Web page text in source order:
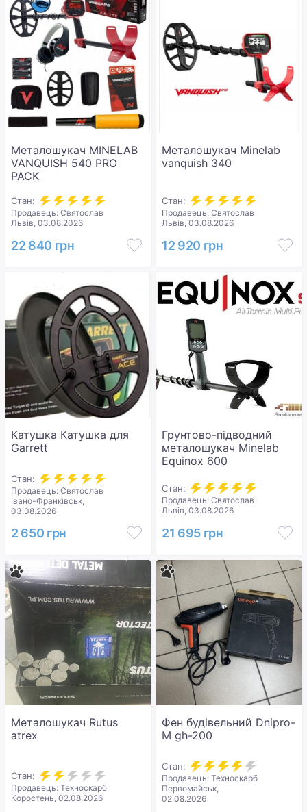
Металошукач MINELAB
VANQUISH 540 PRO
PACK
Стан:
Продавець: Святослав
Львів, 03.08.2026
22 840 грн
Металошукач Minelab
vanquish 340
Стан:
Продавець: Святослав
Львів, 03.08.2026
12 920 грн
Катушка Катушка для
Garrett
Стан:
Продавець: Святослав
Івано-Франківськ,
03.08.2026
2 650 грн
Грунтово-підводний
металошукач Minelab
Equinox 600
Стан:
Продавець: Святослав
Львів, 03.08.2026
21 695 грн
Металошукач Rutus
atrex
Стан:
Продавець: Техноскарб
Коростень, 02.08.2026
Фен будівельний Dnipro-
M gh-200
Стан:
Продавець: Техноскарб
Первомайськ,
02.08.2026